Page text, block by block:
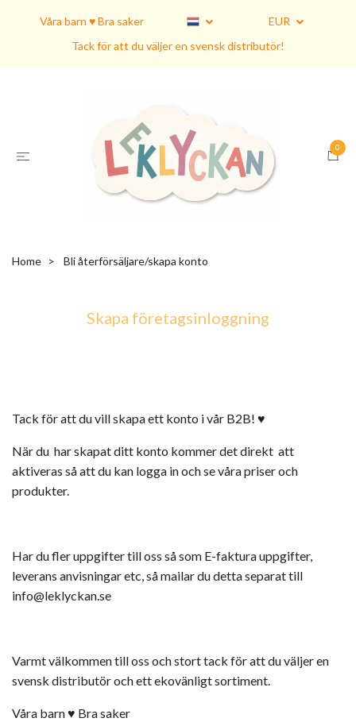
Våra barn ♥ Bra saker
EUR
Tack för att du väljer en svensk distributör!
0
Home Bli återförsäljare/skapa konto
Skapa företagsinloggning
Tack för att du vill skapa ett konto i vår B2B! ♥
När du har skapat ditt konto kommer det direkt att
aktiveras så att du kan logga in och se våra priser och
produkter.
Har du fler uppgifter till oss så som E-faktura uppgifter,
leverans anvisningar etc, så mailar du detta separat till
info@leklyckan.se
Varmt välkommen till oss och stort tack för att du väljer en
svensk distributör och ett ekovänligt sortiment.
Våra barn ♥ Bra saker